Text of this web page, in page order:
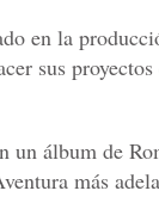
en la
sus
un álbum de
más